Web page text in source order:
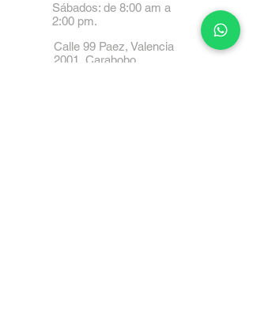
Sábados: de 8:00 am a
2:00 pm.
Calle 99 Paez, Valencia
2001, Carabobo